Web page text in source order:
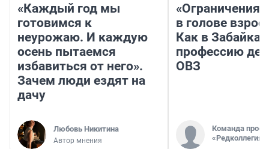
«Каждый год мы
готовимся к
неурожаю. И каждую
осень пытаемся
избавиться от него».
Зачем люди ездят на
дачу
Любовь Никитина
Автор мнения
«Ограничения
в голове
Как в
профессию
ОВЗ
Команда
«Редколлегия»